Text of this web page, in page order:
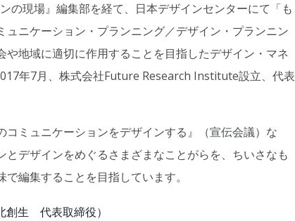
の現場』編集部を経て、日本デザインセンターにて「も
ニケーション・プランニング／デザイン・プランニン
地域に適切に作用することを目指したデザイン・マネ
年7月、株式会社Future Research Institute設立、代表
ミュニケーションをデザインする』（宣伝会議）な
デザインをめぐるさまざまなことがらを、ちいさなも
編集することを目指しています。
創生 代表取締役）